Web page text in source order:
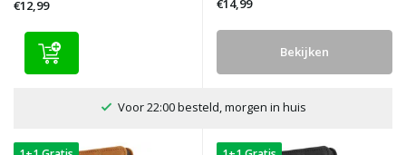
€12,99
Bekijken
100 dagen bedenktijd